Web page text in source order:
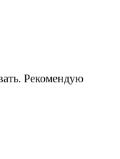
Рекомендую